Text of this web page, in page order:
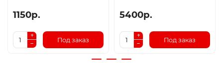
1150р.
Под заказ
5400р.
Под заказ